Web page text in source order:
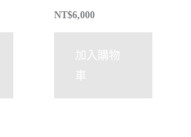
NT$6,000
加入購物
車